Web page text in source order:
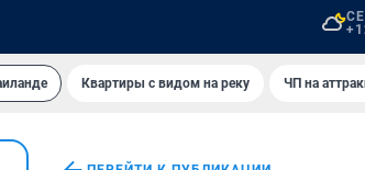
Квартиры с видом на реку ЧП на